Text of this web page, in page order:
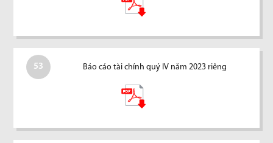
53 Báo cáo tài chính quý IV năm 2023 riêng